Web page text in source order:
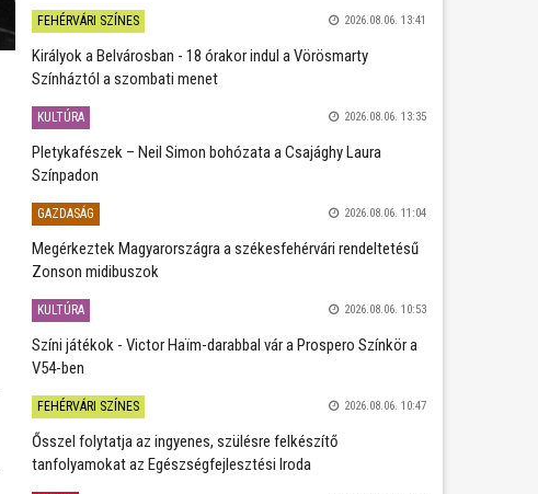
FEHÉRVÁRI SZÍNES 2026.08.06. 13:41
Királyok a Belvárosban - 18 órakor indul a Vörösmarty
Színháztól a szombati menet
KULTÚRA 2026.08.06. 13:35
Pletykafészek – Neil Simon bohózata a Csajághy Laura
Színpadon
GAZDASÁG 2026.08.06. 11:04
Megérkeztek Magyarországra a székesfehérvári rendeltetésű
Zonson midibuszok
KULTÚRA 2026.08.06. 10:53
Színi játékok - Victor Haïm-darabbal vár a Prospero Színkör a
V54-ben
FEHÉRVÁRI SZÍNES 2026.08.06. 10:47
Ősszel folytatja az ingyenes, szülésre felkészítő
tanfolyamokat az Egészségfejlesztési Iroda